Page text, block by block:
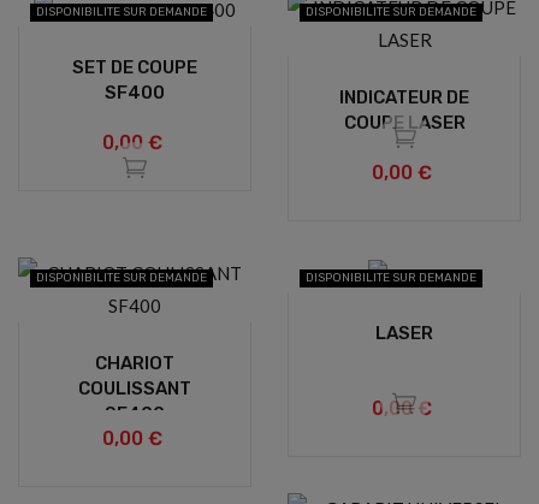
DISPONIBILITE SUR DEMANDE
SET DE COUPE
SF400
0,00 €
DISPONIBILITE SUR DEMANDE
INDICATEUR DE
COUPE LASER
0,00 €
DISPONIBILITE SUR DEMANDE
CHARIOT
COULISSANT
SF400
0,00 €
DISPONIBILITE SUR DEMANDE
LASER
0,00 €